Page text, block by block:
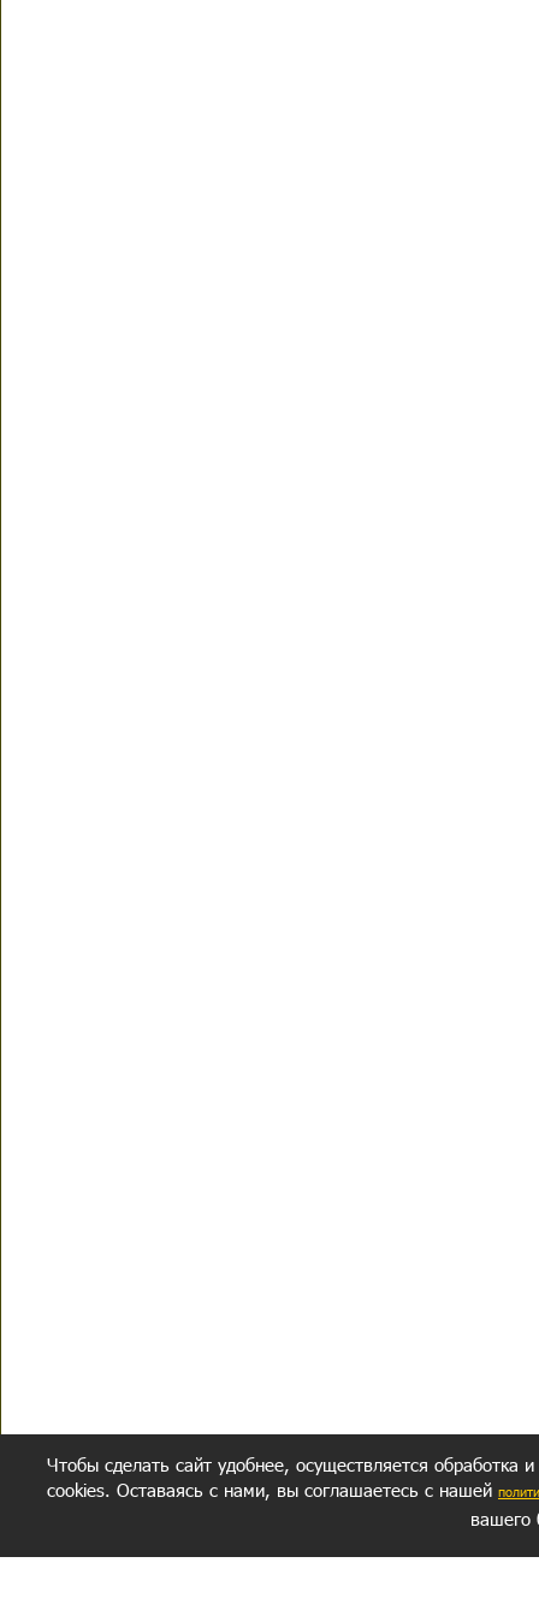
Чтобы сделать сайт удобнее, осуществляется обработка
cookies. Оставаясь с нами, вы соглашаетесь с нашей
вашего